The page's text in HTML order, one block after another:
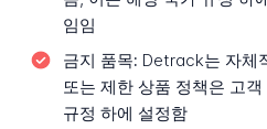
임임
금지 품목: Detrack는 자체
또는 제한 상품 정책은 고
규정 하에 설정함